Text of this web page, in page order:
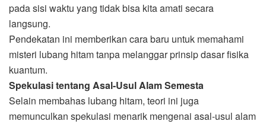
pada sisi waktu yang tidak bisa kita amati secara
langsung.
Pendekatan ini memberikan cara baru untuk memahami
misteri lubang hitam tanpa melanggar prinsip dasar fisika
kuantum.
Spekulasi tentang Asal-Usul Alam Semesta
Selain membahas lubang hitam, teori ini juga
memunculkan spekulasi menarik mengenai asal-usul alam